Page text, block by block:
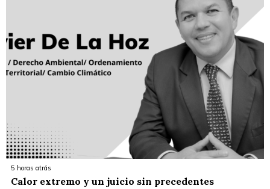
5 horas atrás
Calor extremo y un juicio sin precedentes